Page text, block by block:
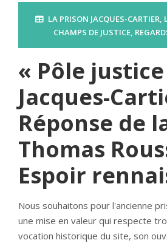
LA PRISON JACQUES-CARTIER,
CHAMPS DE JUSTICE,
« Pôle
Jacques-
Réponse de
Thomas
Espoir
Nous souhaitons pour l'ancienne
une mise en valeur qui respecte
vocation historique du site, son